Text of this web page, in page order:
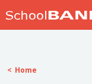
Home